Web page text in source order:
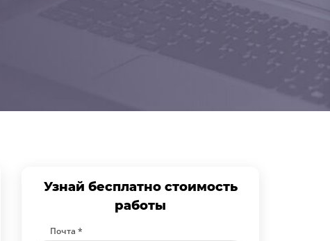
Узнай бесплатно стоимость
работы
Почта *